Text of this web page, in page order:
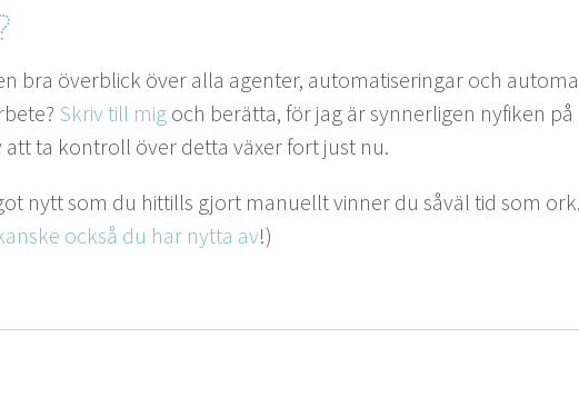
bra överblick över alla agen­ter, automa­tis­eringar och
Skriv till mig och berät­ta, för jag är syn­nerli­gen nyfiken
att ta kon­troll över det­ta väx­er fort just nu.
nytt som du hit­tills gjort manuellt vin­ner du såväl tid som
ock­så du har nyt­ta av!)